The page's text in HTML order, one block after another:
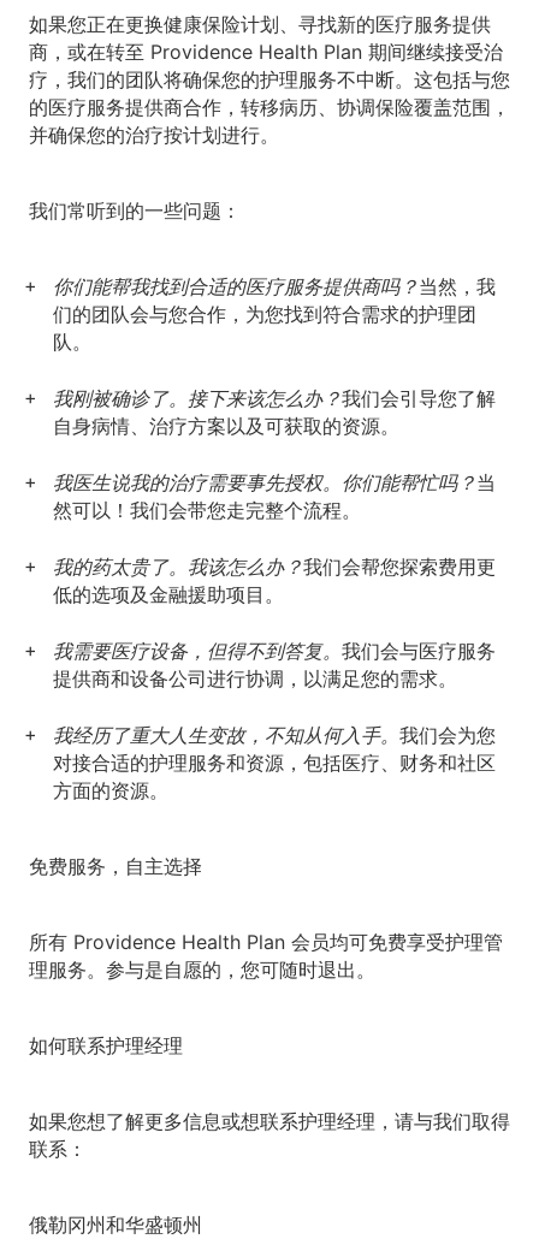
如果您正在更换健康保险计划、寻找新的医疗服务提供
商，或在转至 Providence Health Plan 期间继续接受治
疗，我们的团队将确保您的护理服务不中断。这包括与您
的医疗服务提供商合作，转移病历、协调保险覆盖范围，
并确保您的治疗按计划进行。
我们常听到的一些问题：
你们能帮我找到合适的医疗服务提供商吗？当然，我
们的团队会与您合作，为您找到符合需求的护理团
队。
我刚被确诊了。接下来该怎么办？我们会引导您了解
自身病情、治疗方案以及可获取的资源。
我医生说我的治疗需要事先授权。你们能帮忙吗？当
然可以！我们会带您走完整个流程。
我的药太贵了。我该怎么办？我们会帮您探索费用更
低的选项及金融援助项目。
我需要医疗设备，但得不到答复。 我们会与医疗服务
提供商和设备公司进行协调，以满足您的需求。
我经历了重大人生变故，不知从何入手。 我们会为您
对接合适的护理服务和资源，包括医疗、财务和社区
方面的资源。
免费服务，自主选择
所有 Providence Health Plan 会员均可免费享受护理管
理服务。参与是自愿的，您可随时退出。
如何联系护理经理
如果您想了解更多信息或想联系护理经理，请与我们取得
联系：
俄勒冈州和华盛顿州